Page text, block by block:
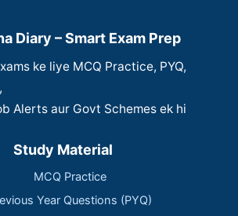
Diary – Smart Exam Prep
ke liye MCQ Practice, PYQ,
Alerts aur Govt Schemes ek hi
Study Material
MCQ Practice
Year Questions (PYQ)